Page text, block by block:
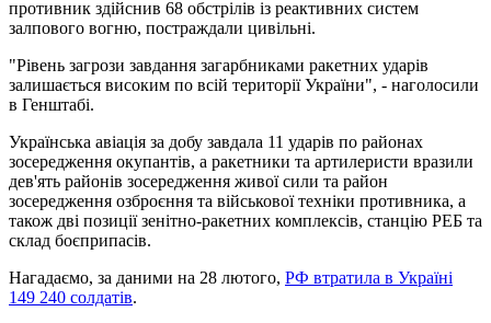
противник здійснив 68 обстрілів із реактивних систем
залпового вогню, постраждали цивільні.
"Рівень загрози завдання загарбниками ракетних ударів
залишається високим по всій території України", - наголосили
в Генштабі.
Українська авіація за добу завдала 11 ударів по районах
зосередження окупантів, а ракетники та артилеристи вразили
дев'ять районів зосередження живої сили та район
зосередження озброєння та військової техніки противника, а
також дві позиції зенітно-ракетних комплексів, станцію РЕБ та
склад боєприпасів.
Нагадаємо, за даними на 28 лютого, РФ втратила в Україні
149 240 солдатів.